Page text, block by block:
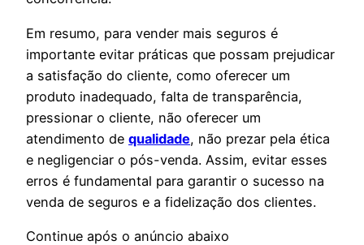
Em resumo, para vender mais seguros é
importante evitar práticas que possam prejudicar
a satisfação do cliente, como oferecer um
produto inadequado, falta de transparência,
pressionar o cliente, não oferecer um
atendimento de qualidade, não prezar pela ética
e negligenciar o pós-venda. Assim, evitar esses
erros é fundamental para garantir o sucesso na
venda de seguros e a fidelização dos clientes.
Continue após o anúncio abaixo